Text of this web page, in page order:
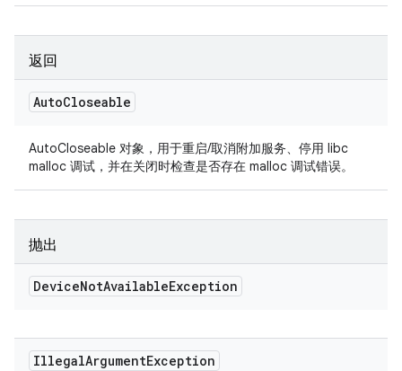
返回
AutoCloseable
AutoCloseable 对象，用于重启/取消附加服务、停用 libc
malloc 调试，并在关闭时检查是否存在 malloc 调试错误。
抛出
DeviceNotAvailableException
IllegalArgumentException